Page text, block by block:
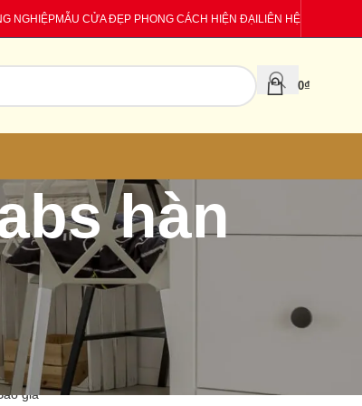
NGHIỆPMẪU CỬA ĐẸP PHONG CÁCH HIỆN ĐẠILIÊN HỆ
0₫
hàn
CATEGORIES
giá